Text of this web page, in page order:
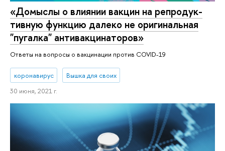
«Домыслы о влиянии вакцин на ре­про­дук­
тив­ную функцию далеко не ори­ги­наль­ная
"пугалка" ан­ти­вак­ци­на­то­ров»‎
Ответы на вопросы о вакцинации против COVID-19
коронавирус
Вышка для своих
30 июня, 2021 г.